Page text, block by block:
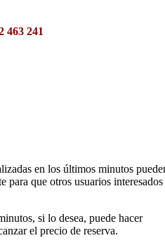
463 241
en los últimos minutos
para que otros usuarios
si lo desea, puede hacer
el precio de reserva.